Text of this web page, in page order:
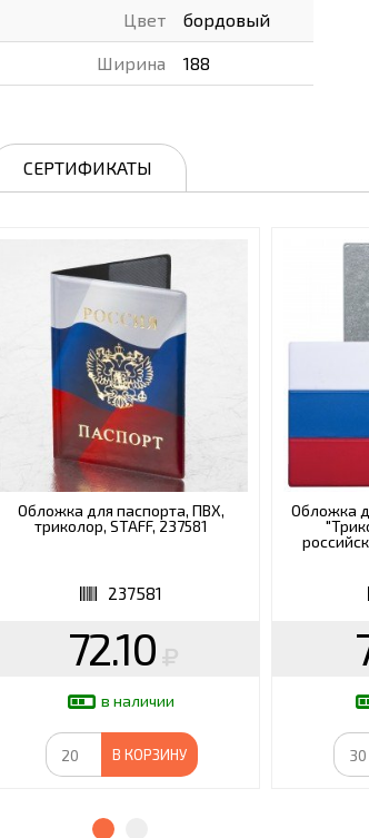
Цвет бордовый
Ширина 188
СЕРТИФИКАТЫ
Обложка для паспорта, ПВХ,
триколор, STAFF, 237581
237581
72.10
в наличии
В КОРЗИНУ
Обложка